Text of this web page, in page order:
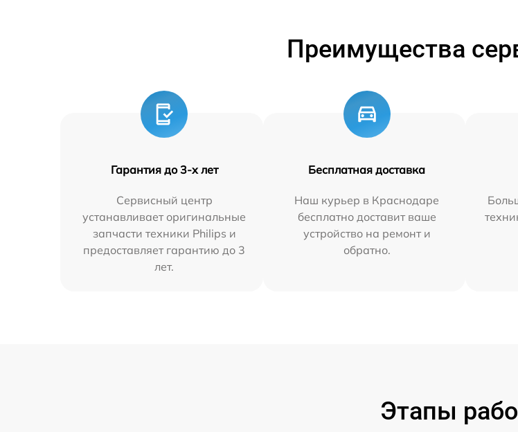
Преимущества
Гарантия до 3-х лет
Сервисный центр
устанавливает оригинальные
запчасти техники Philips и
предоставляет гарантию до 3
лет.
Бесплатная доставка
Наш курьер в Краснодаре
бесплатно доставит ваше
устройство на ремонт и
обратно.
Этапы